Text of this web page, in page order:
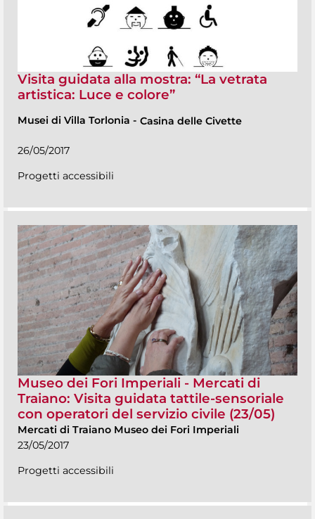
Visita guidata alla mostra: “La vetrata
artistica: Luce e colore”
Musei di Villa Torlonia - Casina delle Civette
26/05/2017
Progetti accessibili
Museo dei Fori Imperiali - Mercati di
Traiano: Visita guidata tattile-sensoriale
con operatori del servizio civile (23/05)
Mercati di Traiano Museo dei Fori Imperiali
23/05/2017
Progetti accessibili